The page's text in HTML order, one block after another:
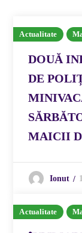
Actualitate
DOUĂ
DE
MAICII
Ionut
Actualitate